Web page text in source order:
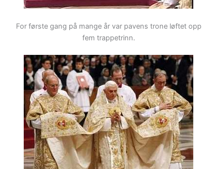
For første gang på mange år var pavens trone løftet opp
fem trappetrinn.